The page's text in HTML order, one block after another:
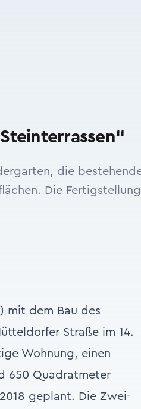
die
Die
mit dem Bau des
Straße im 14.
Wohnung, einen
650 Quadratmeter
geplant. Die Zwei-